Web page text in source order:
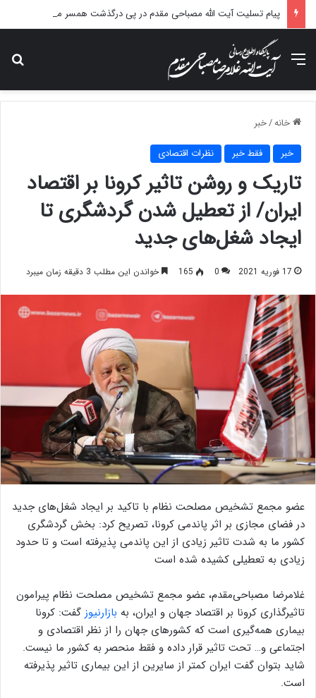
منو
خانه/خبر
خبر فقط خبر نظرات اقتصادی
تاریک و روشن تاثیر کرونا بر اقتصاد
ایران/ از تعطیل شدن گردشگری تا
ایجاد شغل‌های جدید
17 فوریه 2021 0
165 خواندن این مطلب 3 دقیقه زمان میبرد
عضو مجمع تشخیص مصلحت نظام با تاکید بر ایجاد شغل‌های جدید
در فضای مجازی بر اثر پاندمی کرونا، تصریح کرد: بخش گردشگری
کشور ما به شدت تاثیر زیادی از این پاندمی پذیرفته است و تا حدود
زیادی به تعطیلی کشیده شده است
غلامرضا مصباحی‌مقدم، عضو مجمع تشخیص مصلحت نظام پیرامون
تاثیرگذاری کرونا بر اقتصاد جهان و ایران، به بازارنیوز گفت: کرونا
بیماری همه‌گیری است که کشور‌های جهان را از نظر اقتصادی و
اجتماعی و… تحت تاثیر قرار داده و فقط منحصر به کشور ما نیست.
شاید بتوان گفت ایران کمتر از سایرین از این بیماری تاثیر پذیرفته
است.